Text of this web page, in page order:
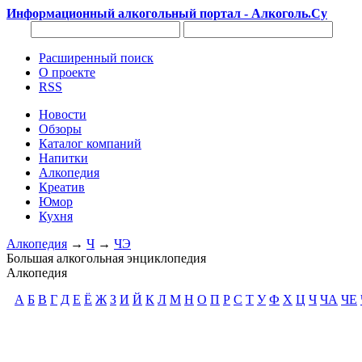
Информационный алкогольный портал - Алкоголь.Су
Расширенный поиск
О проекте
RSS
Новости
Обзоры
Каталог компаний
Напитки
Алкопедия
Креатив
Юмор
Кухня
Алкопедия → Ч → ЧЭ
Большая алкогольная энциклопедия
Алкопедия
А Б В Г Д Е Ё Ж З И Й К Л М Н О П Р С Т У Ф Х Ц Ч ЧА ЧЕ